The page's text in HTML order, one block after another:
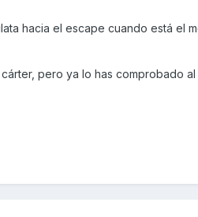
hacia el escape cuando está el
pero ya lo has comprobado al